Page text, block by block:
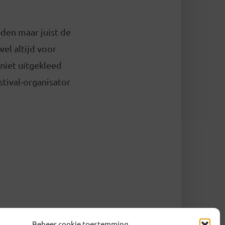
maar juist de
altijd voor
uitgekleed
organisator